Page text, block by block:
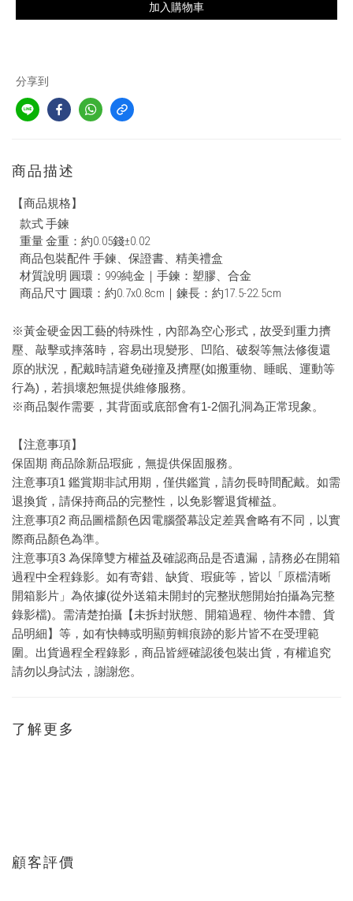
加入購物車
分享到
商品描述
【商品規格】
款式 手鍊
重量 金重：約0.05錢±0.02
商品包裝配件 手鍊、保證書、精美禮盒
材質說明 圓環：999純金｜手鍊：塑膠、合金
商品尺寸 圓環：約0.7x0.8cm｜鍊長：約17.5-22.5cm
※黃金硬金因工藝的特殊性，內部為空心形式，故受到重力擠
壓、敲擊或摔落時，容易出現變形、凹陷、破裂等無法修復還
原的狀況，配戴時請避免碰撞及擠壓(如搬重物、睡眠、運動等
行為)，若損壞恕無提供維修服務。
※商品製作需要，其背面或底部會有1-2個孔洞為正常現象。
【注意事項】
保固期 商品除新品瑕疵，無提供保固服務。
注意事項1 鑑賞期非試用期，僅供鑑賞，請勿長時間配戴。如需
退換貨，請保持商品的完整性，以免影響退貨權益。
注意事項2 商品圖檔顏色因電腦螢幕設定差異會略有不同，以實
際商品顏色為準。
注意事項3 為保障雙方權益及確認商品是否遺漏，請務必在開箱
過程中全程錄影。如有寄錯、缺貨、瑕疵等，皆以「原檔清晰
開箱影片」為依據(從外送箱未開封的完整狀態開始拍攝為完整
錄影檔)。需清楚拍攝【未拆封狀態、開箱過程、物件本體、貨
品明細】等，如有快轉或明顯剪輯痕跡的影片皆不在受理範
圍。出貨過程全程錄影，商品皆經確認後包裝出貨，有權追究
請勿以身試法，謝謝您。
了解更多
顧客評價